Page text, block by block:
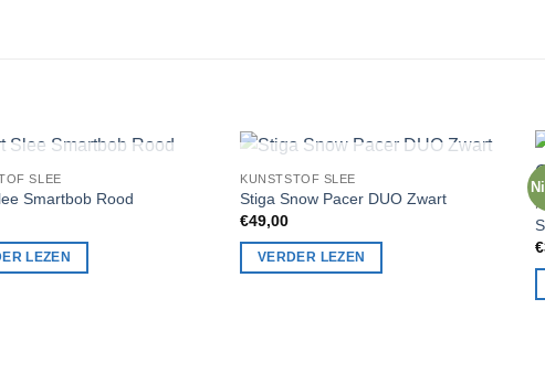
OP VOORRAAD
SLEE
Smartbob Rood
LEZEN
NIET OP VOORRAAD
KUNSTSTOF SLEE
Stiga Snow Pacer DUO Zwart
€49,00
VERDER LEZEN
€